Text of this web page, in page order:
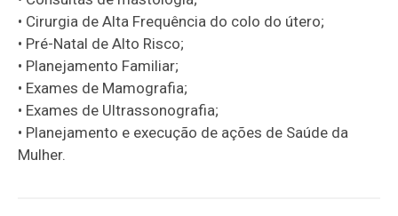
• Cirurgia de Alta Frequência do colo do útero;
• Pré-Natal de Alto Risco;
• Planejamento Familiar;
• Exames de Mamografia;
• Exames de Ultrassonografia;
• Planejamento e execução de ações de Saúde da
Mulher.